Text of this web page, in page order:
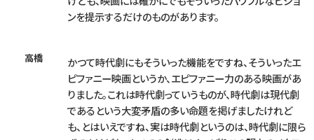
ンを提示するだけのものがあります。
高橋
かつて時代劇にもそういった機能をですね、そういったエ
ピファニー映画というか、エピファニー力のある映画があ
りました。これは時代劇っていうものが、時代劇は現代劇
であるという大変矛盾の多い命題を掲げましたけれど
も、とはいえですね、実は時代劇というのは、時代劇に限ら